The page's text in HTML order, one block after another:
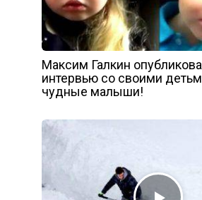
Максим Галкин
интервью со своими
чудные малыши!